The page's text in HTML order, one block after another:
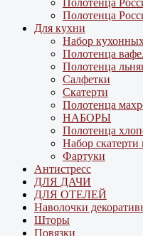
Полотенца
Полотенца
Для кухни
Набор
Полотенца
Полотенца
Салфетки
Скатерти
Полотенца
НАБОРЫ
Полотенца
Набор скатерти
Фартуки
Антистресс
ДЛЯ ДАЧИ
ДЛЯ ОТЕЛЕЙ
Наволочки
Шторы
Повязки